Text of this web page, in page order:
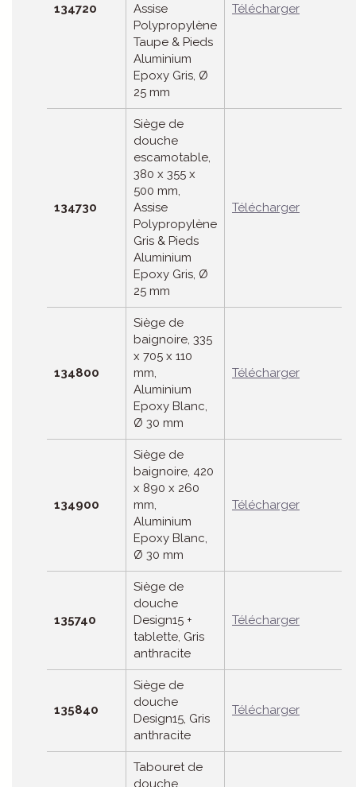
134720
Assise
Polypropylène
Taupe & Pieds
Aluminium
Epoxy Gris, Ø
25 mm
Télécharger
134730
Siège de
douche
escamotable,
380 x 355 x
500 mm,
Assise
Polypropylène
Gris & Pieds
Aluminium
Epoxy Gris, Ø
25 mm
Télécharger
134800
Siège de
baignoire, 335
x 705 x 110
mm,
Aluminium
Epoxy Blanc,
Ø 30 mm
Télécharger
134900
Siège de
baignoire, 420
x 890 x 260
mm,
Aluminium
Epoxy Blanc,
Ø 30 mm
Télécharger
135740
Siège de
douche
Design15 +
tablette, Gris
anthracite
Télécharger
135840
Siège de
douche
Design15, Gris
anthracite
Télécharger
Tabouret de
douche